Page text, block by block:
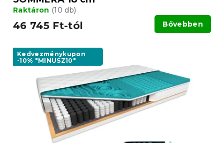
Raktáron (10 db)
46 745 Ft-tól Bővebben
Kedvezménykupon
-10% "MINUSZ10"